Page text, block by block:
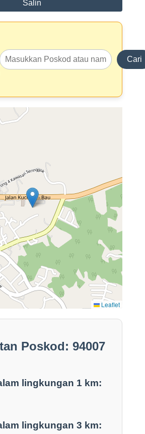
Salin
Cari
Leaflet
Poskod: 94007
lingkungan 1 km:
lingkungan 3 km: